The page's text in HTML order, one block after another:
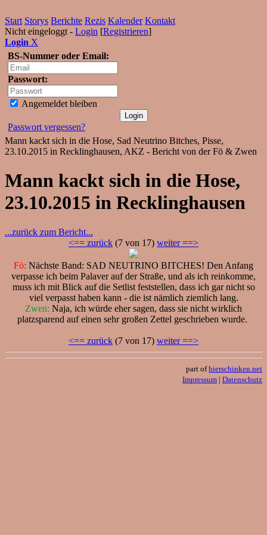
Start Storys Berichte Rezis Kalender Kontakt
Nicht eingeloggt - Login [Registrieren]
Login X
BS-Nummer oder Email:
Passwort:
Angemeldet bleiben
Passwort vergessen?
Mann kackt sich in die Hose, Sad Neutrino Bitches, Pisse,
23.10.2015 in Recklinghausen, AKZ - Bericht von der Fö & Zwen
Mann kackt sich in die Hose,
23.10.2015 in Recklinghausen
...zurück zum Bericht...
<== zurück (7 von 17) weiter ==>
Fö: Nächste Band: SAD NEUTRINO BITCHES! Den Anfang
verpasse ich beim Palaver auf der Straße, und als ich reinkomme,
muss ich mit Blick auf die Setlist feststellen, dass ich gar nicht so
viel verpasst haben kann - die ist nämlich ziemlich lang.
Zwen: Naja, ich würde eher sagen, dass sie nicht wirklich
platzsparend auf einen sehr großen Zettel geschrieben wurde.
<== zurück (7 von 17) weiter ==>
part ofbierschinken.net
Impressum | Datenschutz